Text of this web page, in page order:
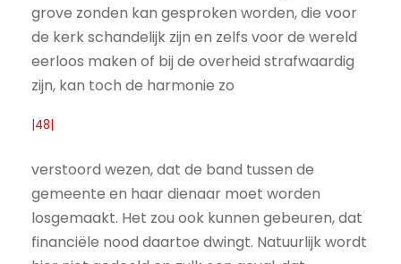
grove zonden kan gesproken worden, die voor
de kerk schandelijk zijn en zelfs voor de wereld
eerloos maken of bij de overheid strafwaardig
zijn, kan toch de harmonie zo
|48|
verstoord wezen, dat de band tussen de
gemeente en haar dienaar moet worden
losgemaakt. Het zou ook kunnen gebeuren, dat
financiële nood daartoe dwingt. Natuurlijk wordt